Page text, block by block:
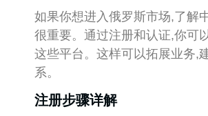
如果你想进入俄罗斯市场,了解
很重要。通过注册和认证,你可
这些平台。这样可以拓展业务,
系。
注册步骤详解